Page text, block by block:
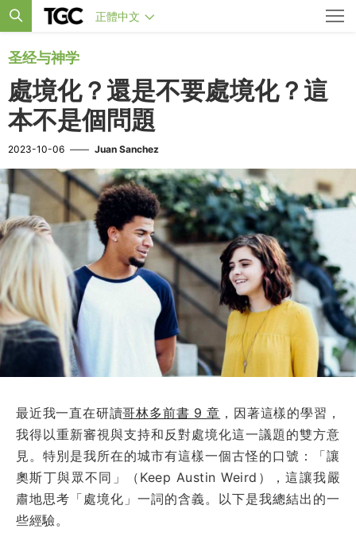
正體中文
圣经与神学
處境化？還是不要處境化？這
本不是個問題
2023-10-06 —— Juan Sanchez
最近我一直在研讀哥林多前書 9 章 ，因著這樣的學習，
我得以重新審視與支持和反對處境化這一議題的雙方意
見。特別是我所在的城市有這樣一個古怪的口號：「讓
奧斯丁與眾不同」（Keep Austin Weird），這讓我嚴
肅地思考「處境化」一詞的含義。以下是我總結出的一
些經驗。